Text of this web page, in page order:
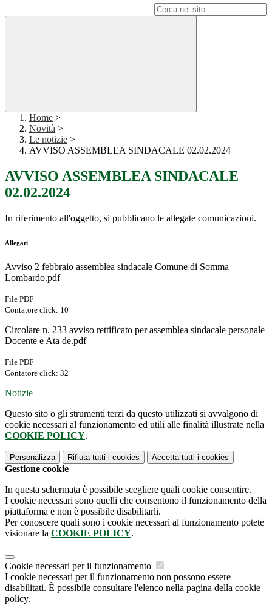
Home >
Novità >
Le notizie >
AVVISO ASSEMBLEA SINDACALE 02.02.2024
AVVISO ASSEMBLEA SINDACALE
02.02.2024
In riferimento all'oggetto, si pubblicano le allegate comunicazioni.
Allegati
Avviso 2 febbraio assemblea sindacale Comune di Somma
Lombardo.pdf
File PDF
Contatore click: 10
Circolare n. 233 avviso rettificato per assemblea sindacale personale
Docente e Ata de.pdf
File PDF
Contatore click: 32
Notizie
Questo sito o gli strumenti terzi da questo utilizzati si avvalgono di
cookie necessari al funzionamento ed utili alle finalità illustrate nella
COOKIE POLICY.
Personalizza Rifiuta tutti i cookies Accetta tutti i cookies
Gestione cookie
In questa schermata è possibile scegliere quali cookie consentire.
I cookie necessari sono quelli che consentono il funzionamento della
piattaforma e non è possibile disabilitarli.
Per conoscere quali sono i cookie necessari al funzionamento potete
visionare la COOKIE POLICY.
Cookie necessari per il funzionamento
I cookie necessari per il funzionamento non possono essere
disabilitati. È possibile consultare l'elenco nella pagina della cookie
policy.